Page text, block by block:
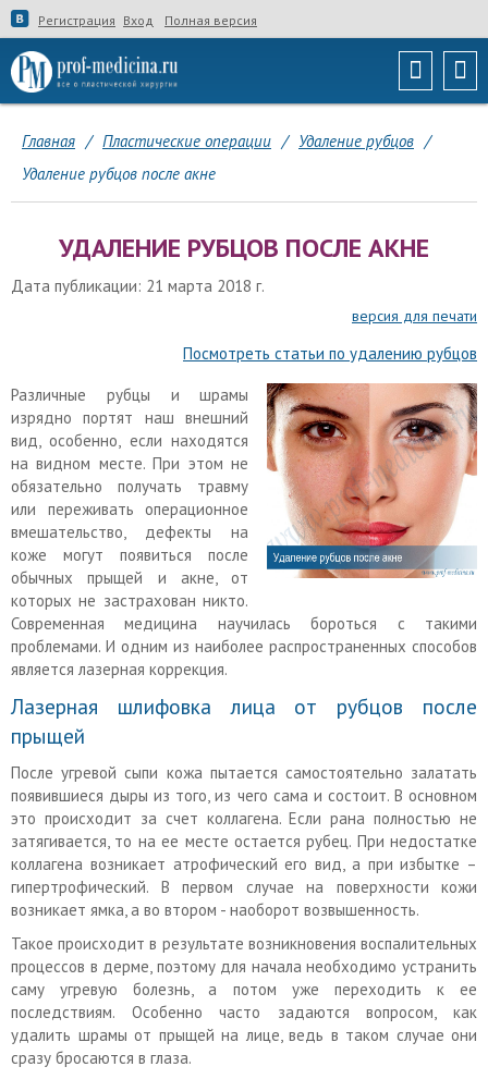
Регистрация Вход Полная версия
Главная / Пластические операции / Удаление рубцов /
Удаление рубцов после акне
УДАЛЕНИЕ РУБЦОВ ПОСЛЕ АКНЕ
Дата публикации: 21 марта 2018 г.
версия для печати
Посмотреть статьи по удалению рубцов
Различные рубцы и шрамы
изрядно портят наш внешний
вид, особенно, если находятся
на видном месте. При этом не
обязательно получать травму
или переживать операционное
вмешательство, дефекты на
коже могут появиться после
обычных прыщей и акне, от
которых не застрахован никто.
Современная медицина научилась бороться с такими
проблемами. И одним из наиболее распространенных способов
является лазерная коррекция.
Лазерная шлифовка лица от рубцов после
прыщей
После угревой сыпи кожа пытается самостоятельно залатать
появившиеся дыры из того, из чего сама и состоит. В основном
это происходит за счет коллагена. Если рана полностью не
затягивается, то на ее месте остается рубец. При недостатке
коллагена возникает атрофический его вид, а при избытке –
гипертрофический. В первом случае на поверхности кожи
возникает ямка, а во втором - наоборот возвышенность.
Такое происходит в результате возникновения воспалительных
процессов в дерме, поэтому для начала необходимо устранить
саму угревую болезнь, а потом уже переходить к ее
последствиям. Особенно часто задаются вопросом, как
удалить шрамы от прыщей на лице, ведь в таком случае они
сразу бросаются в глаза.